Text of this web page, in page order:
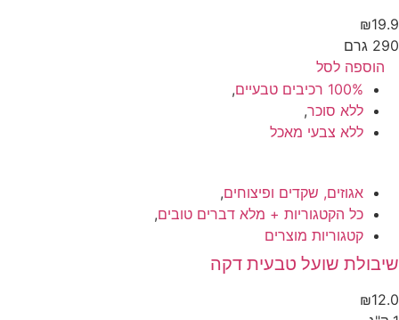
₪
גרם
הוספה לסל
100% רכיבים טבעיים
,
ללא סוכר,
ללא צבעי מאכל
אגוזים, שקדים ופיצוחים,
כל הקטגוריות + מלא דברים טובים,
קטגוריות מוצרים
שועל טבעית דקה
₪